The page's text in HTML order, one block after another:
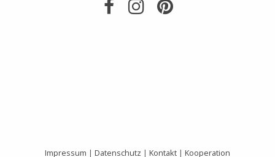
Impressum | Datenschutz | Kontakt | Kooperation